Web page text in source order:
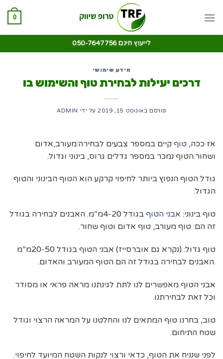
0
לייעוץ חינם 050-7647756
מידע שימושי
דרכים יעילות לבחירת טוף והשימוש בו
פורסם באוגוסט 15, 2019 על ידי ADMIN
אז ככה, טוף קיים במספר צבעים לבחירה:מעורב,אדום
ושחור.הטוף נמכר במספר גדלים גרוס, בינוני וגדול.
גודל הטוף הנפוץ ביותר לחיפוי קרקע הוא הטוף הבינוני והטוף
הגדול.
טוף בינוני: אבני הטוף
בגודל 4-20מ”מ. האבנים לבחירה בגודל
זה הם: טוף מעורב, טוף אדום וטוף שחור.
טוף גדול: (נקרא גם אוברסייז) אבני הטוף בגודל 20-50מ”מ
.האבנים לבחירה בגודל זה הם הטוף המעורב והאדום.
אבני הטוף מאפשרים לנו לתת לגינתנו מראה פראי או מסודר
וכל זאת לבחירתנו.
טוב, בחרנו טוף המתאים לנו והחלטנו על המראה הרצוי וגודל
שטח התיחום.
לפני שנניח את הטוף, כדאי ורצוי לנקות השטח המיועד לחיפוי.